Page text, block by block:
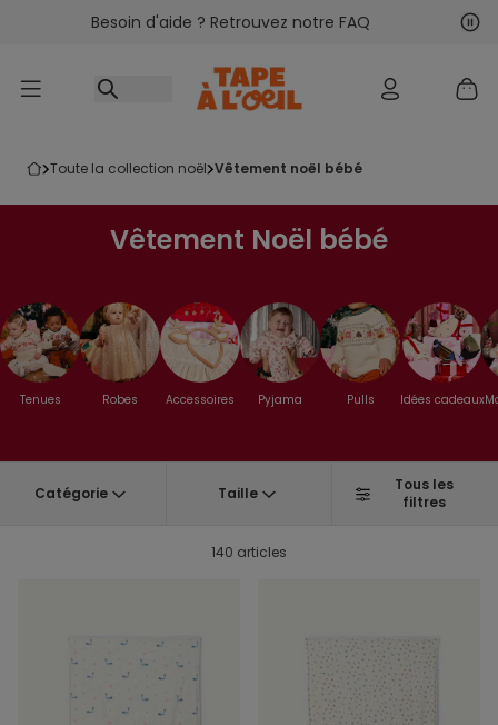
Accéder au contenu
Besoin d'aide ? Retrouvez notre FAQ
toute la collection noël vêtement noël bébé
Vêtement Noël bébé
Tenues Robes Accessoires Pyjama Pulls Idées cadeaux
Catégorie Taille
Tous les
filtres
140 articles